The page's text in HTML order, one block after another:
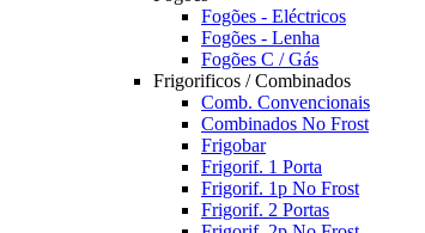
Fogões - Eléctricos
Fogões - Lenha
Fogões C / Gás
Frigorificos / Combinados
Comb. Convencionais
Combinados No Frost
Frigobar
Frigorif. 1 Porta
Frigorif. 1p No Frost
Frigorif. 2 Portas